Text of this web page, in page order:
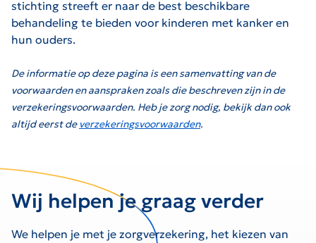
stichting streeft er naar de best beschikbare
behandeling te bieden voor kinderen met kanker en
hun ouders.
De informatie op deze pagina is een samenvatting van de
voorwaarden en aanspraken zoals die beschreven zijn in de
verzekeringsvoorwaarden. Heb je zorg nodig, bekijk dan ook
altijd eerst de verzekeringsvoorwaarden.
Wij helpen je graag verder
We helpen je met je zorgverzekering, het kiezen van